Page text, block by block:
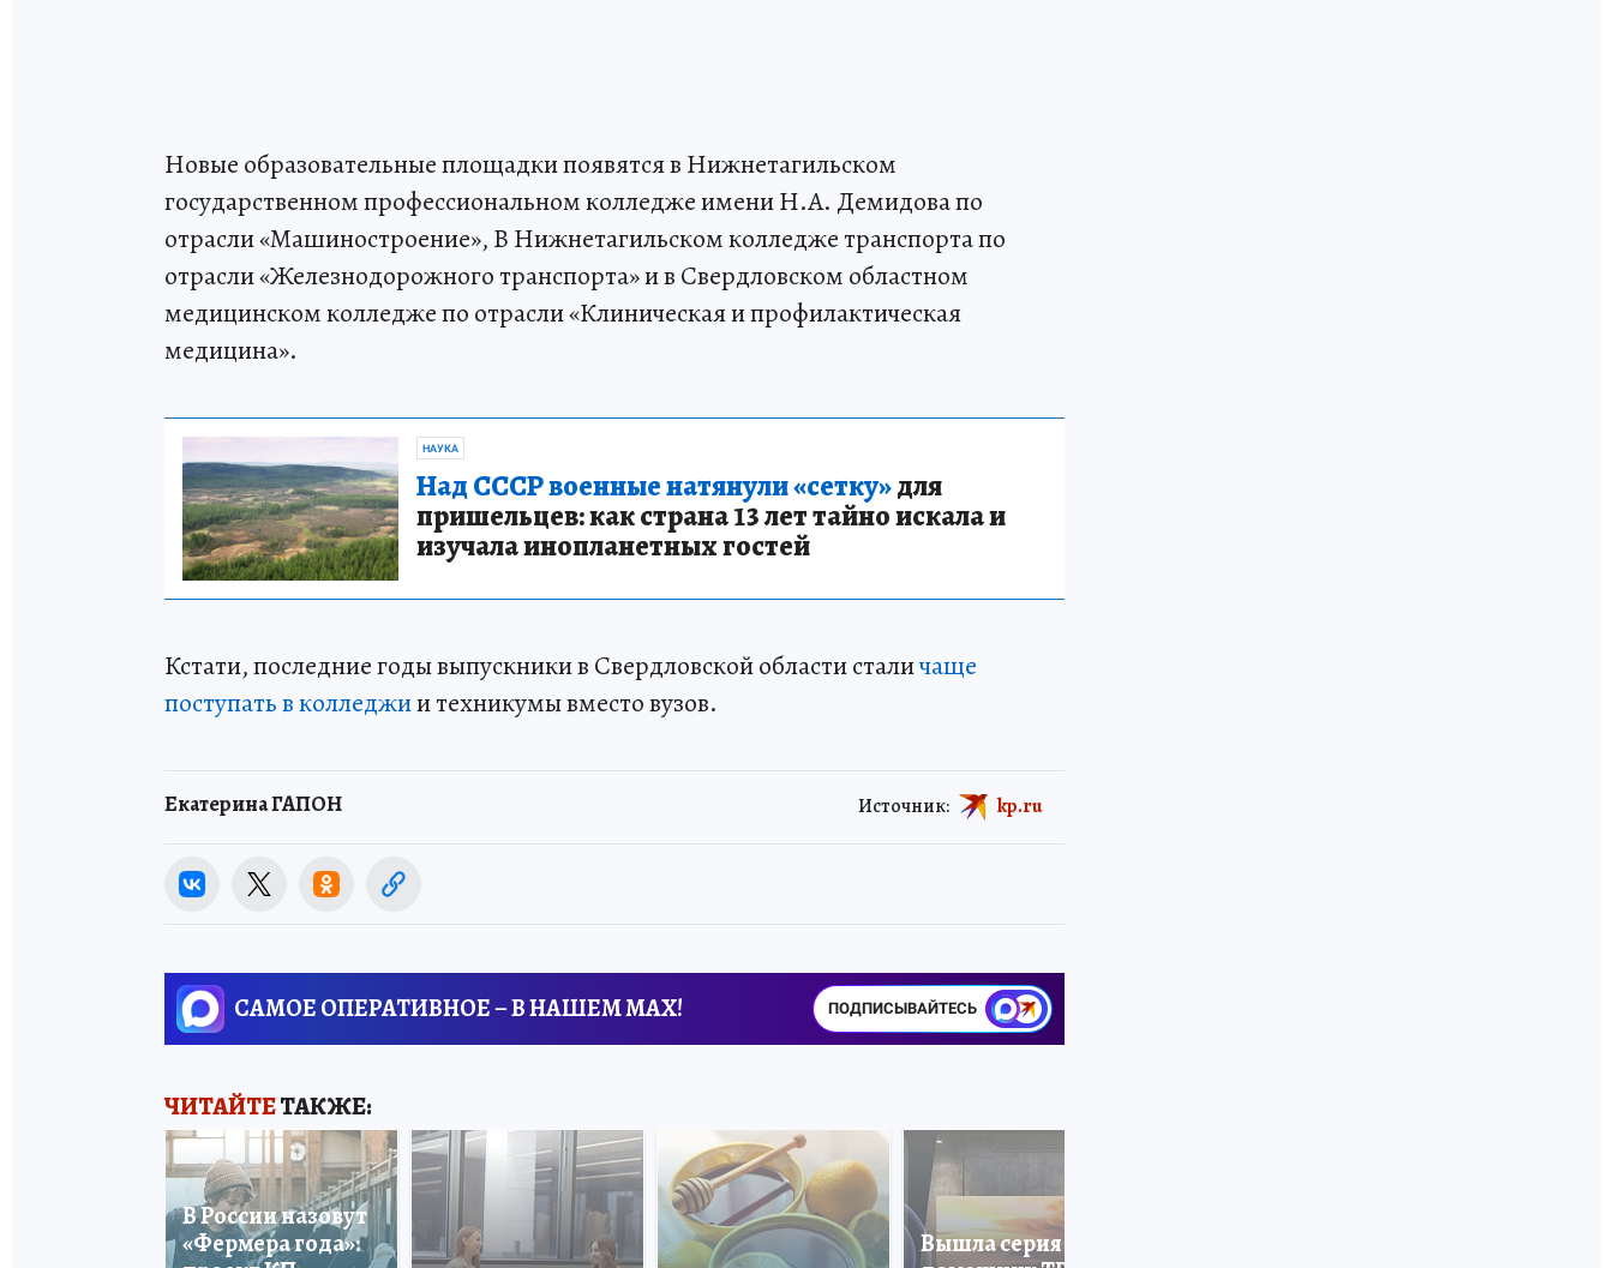
Новые образовательные площадки появятся в Нижнетагильском
государственном профессиональном колледже имени Н.А. Демидова по
отрасли «Машиностроение», В Нижнетагильском колледже транспорта по
отрасли «Железнодорожного транспорта» и в Свердловском областном
медицинском колледже по отрасли «Клиническая и профилактическая
медицина».
НАУКА
Над СССР военные натянули «сетку»для
пришельцев: как страна 13 лет тайно искала и
изучала инопланетных гостей
Кстати, последние годы выпускники в Свердловской области сталичаще
поступать в колледжии техникумы вместо вузов.
Екатерина ГАПОН Источник: kp.ru
САМОЕ ОПЕРАТИВНОЕ – В НАШЕМ MAX! ПОДПИСЫВАЙТЕСЬ
ЧИТАЙТЕТАКЖЕ:
В России назовут
«Фермера года»:
Вышла серия